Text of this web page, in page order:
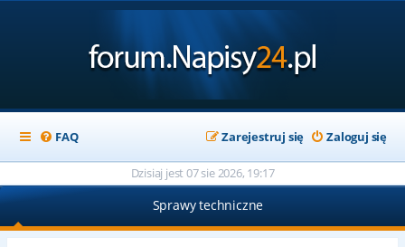
FAQ Zaloguj się
Zarejestruj się
Dzisiaj jest 07 sie 2026, 19:17
Sprawy techniczne